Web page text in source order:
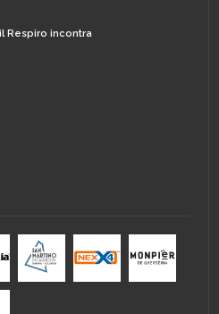
Respiro incontra